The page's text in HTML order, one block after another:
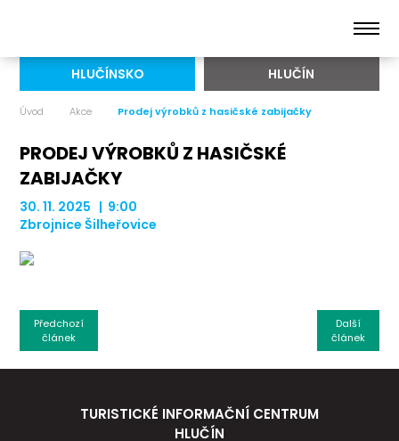
HLUČÍNSKO HLUČÍN
Úvod Akce Prodej výrobků z hasičské zabijačky
PRODEJ VÝROBKŮ Z HASIČSKÉ
ZABIJAČKY
30. 11. 2025 | 9:00
Zbrojnice Šilheřovice
Další
článek
Předchozí
článek
TURISTICKÉ INFORMAČNÍ CENTRUM
HLUČÍN